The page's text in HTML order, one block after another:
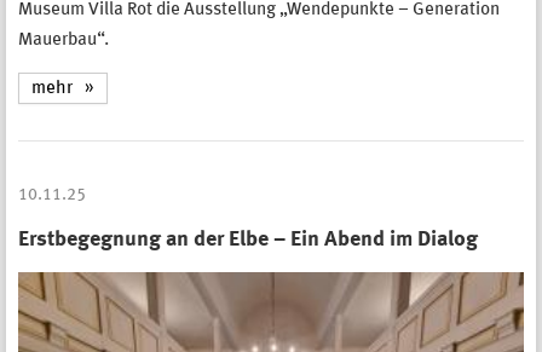
Museum Villa Rot die Ausstellung „Wendepunkte – Generation
Mauerbau“.
mehr
10.11.25
Erstbegegnung an der Elbe – Ein Abend im Dialog